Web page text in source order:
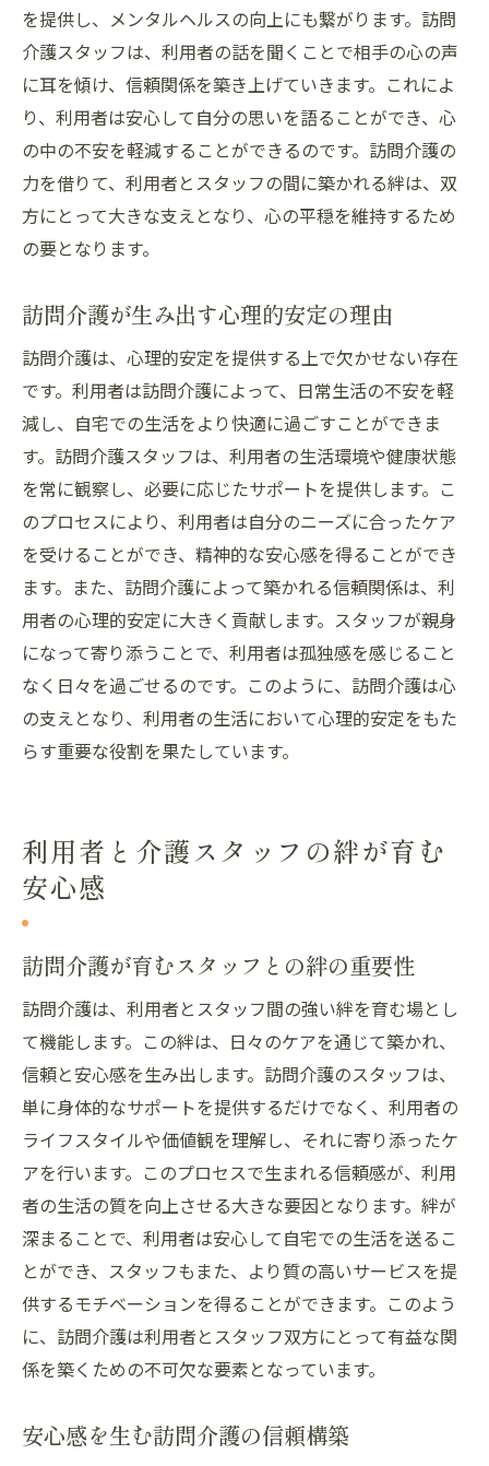
を提供し、メンタルヘルスの向上にも繋がります。訪問
介護スタッフは、利用者の話を聞くことで相手の心の声
に耳を傾け、信頼関係を築き上げていきます。これによ
り、利用者は安心して自分の思いを語ることができ、心
の中の不安を軽減することができるのです。訪問介護の
力を借りて、利用者とスタッフの間に築かれる絆は、双
方にとって大きな支えとなり、心の平穏を維持するため
の要となります。
訪問介護が生み出す心理的安定の理由
訪問介護は、心理的安定を提供する上で欠かせない存在
です。利用者は訪問介護によって、日常生活の不安を軽
減し、自宅での生活をより快適に過ごすことができま
す。訪問介護スタッフは、利用者の生活環境や健康状態
を常に観察し、必要に応じたサポートを提供します。こ
のプロセスにより、利用者は自分のニーズに合ったケア
を受けることができ、精神的な安心感を得ることができ
ます。また、訪問介護によって築かれる信頼関係は、利
用者の心理的安定に大きく貢献します。スタッフが親身
になって寄り添うことで、利用者は孤独感を感じること
なく日々を過ごせるのです。このように、訪問介護は心
の支えとなり、利用者の生活において心理的安定をもた
らす重要な役割を果たしています。
利用者と介護スタッフの絆が育む
安心感
訪問介護が育むスタッフとの絆の重要性
訪問介護は、利用者とスタッフ間の強い絆を育む場とし
て機能します。この絆は、日々のケアを通じて築かれ、
信頼と安心感を生み出します。訪問介護のスタッフは、
単に身体的なサポートを提供するだけでなく、利用者の
ライフスタイルや価値観を理解し、それに寄り添ったケ
アを行います。このプロセスで生まれる信頼感が、利用
者の生活の質を向上させる大きな要因となります。絆が
深まることで、利用者は安心して自宅での生活を送るこ
とができ、スタッフもまた、より質の高いサービスを提
供するモチベーションを得ることができます。このよう
に、訪問介護は利用者とスタッフ双方にとって有益な関
係を築くための不可欠な要素となっています。
安心感を生む訪問介護の信頼構築